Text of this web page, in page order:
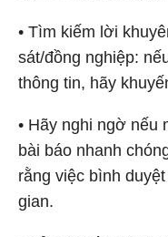
• Tìm kiếm lời
sát/đồng nghiệp:
thông tin, hãy
• Hãy nghi ngờ nếu
bài báo nhanh
rằng việc bình
gian.